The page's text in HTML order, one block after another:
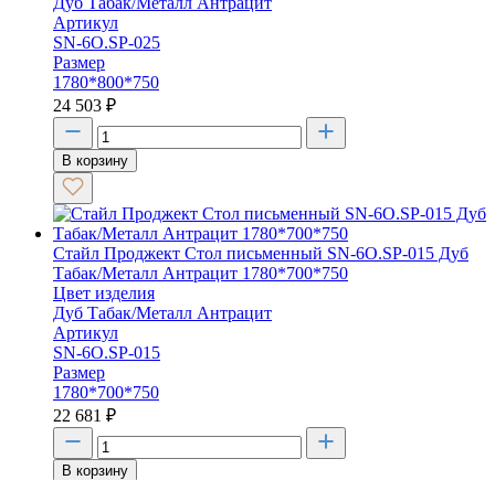
Артикул
SN-6O.SP-025
Размер
1780*800*750
24 503 ₽
В корзину
Стайл Проджект Стол письменный SN-6O.SP-015 Дуб
Табак/Металл Антрацит 1780*700*750
Цвет изделия
Дуб Табак/Металл Антрацит
Артикул
SN-6O.SP-015
Размер
1780*700*750
22 681 ₽
В корзину